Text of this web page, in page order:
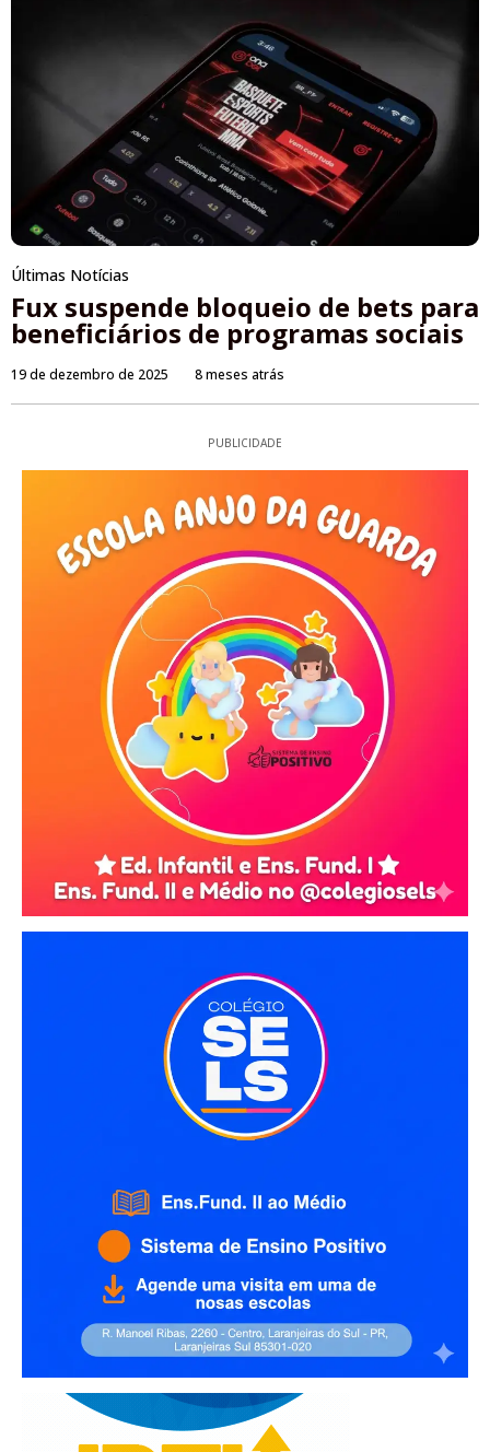
Últimas Notícias
Fux suspende bloqueio de bets para
beneficiários de programas sociais
19 de dezembro de 2025 8 meses atrás
PUBLICIDADE